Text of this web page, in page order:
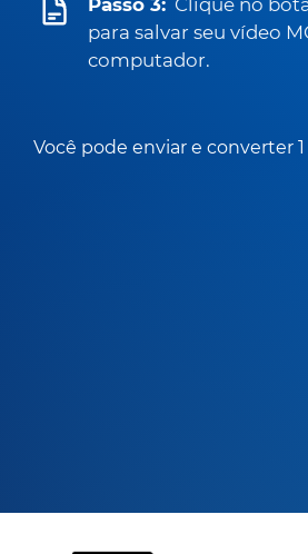
Passo 3: Clique no
para salvar seu vídeo
computador.
Você pode enviar e converter